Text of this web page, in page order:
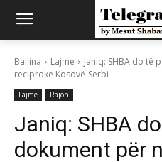
Ballina Lajme
Janiq: SHBA do të
reciproke Kosovë-Serbi
Lajme Rajon
Janiq: SHBA
dokument për